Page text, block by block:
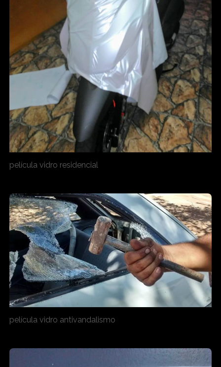
película vidro residencial
película vidro antivandalismo